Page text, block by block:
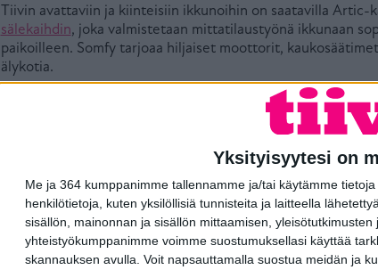
Yksityisyytesi on
Me ja 364 kumppanimme tallennamme ja/tai käytämme
henkilötietoja, kuten yksilöllisiä tunnisteita ja laitteella
sisällön, mainonnan ja sisällön mittaamisen,
yhteistyökumppanimme voimme suostumuksellasi käyttää
skannauksen avulla. Voit napsauttamalla suostua meidän ja
Tiivin avattaviin ja kiinteisiin ikkunoihin on saatavilla Artic-
sälekaihdin, joka valmistetaan mittatilaustyönä ikkunaan
paikoilleen. Somfy tarjoaa hiljaiset moottorit,
älykotia.
Artic-kaihtimelta on saatavilla myös erilaisia muita kauko-
tiedustella suoraan Artic-kaihtimen aurinkosuojauksen